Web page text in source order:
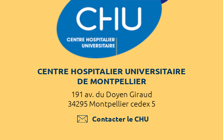
CENTRE HOSPITALIER UNIVERSITAIRE
DE MONTPELLIER
191 av. du Doyen Giraud
34295 Montpellier cedex 5
Contacter le CHU